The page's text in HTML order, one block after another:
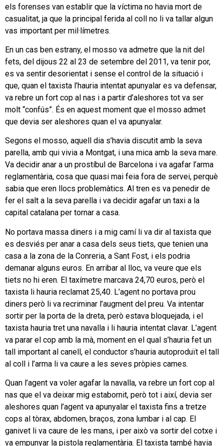
els forenses van establir que la víctima no havia mort de
casualitat, ja que la principal ferida al coll no li va tallar algun
vas important per mil·límetres.
En un cas ben estrany, el mosso va admetre que la nit del
fets, del dijous 22 al 23 de setembre del 2011, va tenir por,
es va sentir desorientat i sense el control de la situació i
que, quan el taxista l’hauria intentat apunyalar es va defensar,
va rebre un fort cop al nas i a partir d’aleshores tot va ser
molt “confús”. És en aquest moment que el mosso admet
que devia ser aleshores quan el va apunyalar.
Segons el mosso, aquell dia s’havia discutit amb la seva
parella, amb qui vivia a Montgat, i una mica amb la seva mare.
Va decidir anar a un prostíbul de Barcelona i va agafar l’arma
reglamentària, cosa que quasi mai feia fora de servei, perquè
sabia que eren llocs problemàtics. Al tren es va penedir de
fer el salt a la seva parella i va decidir agafar un taxi a la
capital catalana per tornar a casa.
No portava massa diners i a mig camí li va dir al taxista que
es desviés per anar a casa dels seus tiets, que tenien una
casa a la zona de la Conreria, a Sant Fost, i els podria
demanar alguns euros. En arribar al lloc, va veure que els
tiets no hi eren. El taxímetre marcava 24,70 euros, però el
taxista li hauria reclamat 25,40. L’agent no portava prou
diners però li va recriminar l’augment del preu. Va intentar
sortir per la porta de la dreta, però estava bloquejada, i el
taxista hauria tret una navalla i li hauria intentat clavar. L’agent
va parar el cop amb la mà, moment en el qual s’hauria fet un
tall important al canell, el conductor s’hauria autoproduït el tall
al coll i l’arma li va caure a les seves pròpies cames.
Quan l’agent va voler agafar la navalla, va rebre un fort cop al
nas que el va deixar mig estabornit, però tot i així, devia ser
aleshores quan l’agent va apunyalar el taxista fins a tretze
cops al tòrax, abdomen, braços, zona lumbar i al cap. El
ganivet li va caure de les mans, i per això va sortir del cotxe i
va empunyar la pistola reglamentària. El taxista també havia